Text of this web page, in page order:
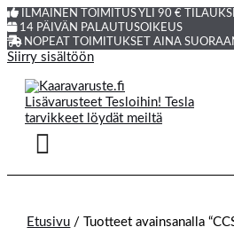
ILMAINEN TOIMITUS YLI 90 €
14 PÄIVÄN PALAUTUSOIKEUS
NOPEAT TOIMITUKSET AINA
Siirry sisältöön
Etusivu / Tuotteet avainsanalla